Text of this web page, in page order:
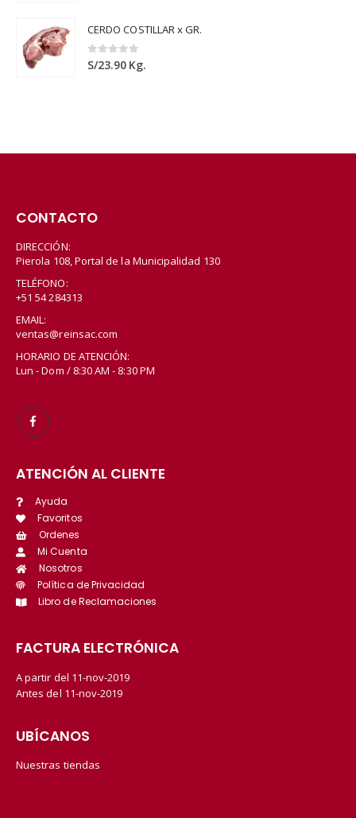
CERDO COSTILLAR x GR.
0out of 5
S/23.90 Kg.
CONTACTO
DIRECCIÓN:
Pierola 108, Portal de la Municipalidad 130
TELÉFONO:
+51 54 284313
EMAIL:
ventas@reinsac.com
HORARIO DE ATENCIÓN:
Lun - Dom / 8:30 AM - 8:30 PM
ATENCIÓN AL CLIENTE
Ayuda
Favoritos
Ordenes
Mi Cuenta
Nosotros
Política de Privacidad
Libro de Reclamaciones
FACTURA ELECTRÓNICA
A partir del 11-nov-2019
Antes del 11-nov-2019
UBÍCANOS
Nuestras tiendas